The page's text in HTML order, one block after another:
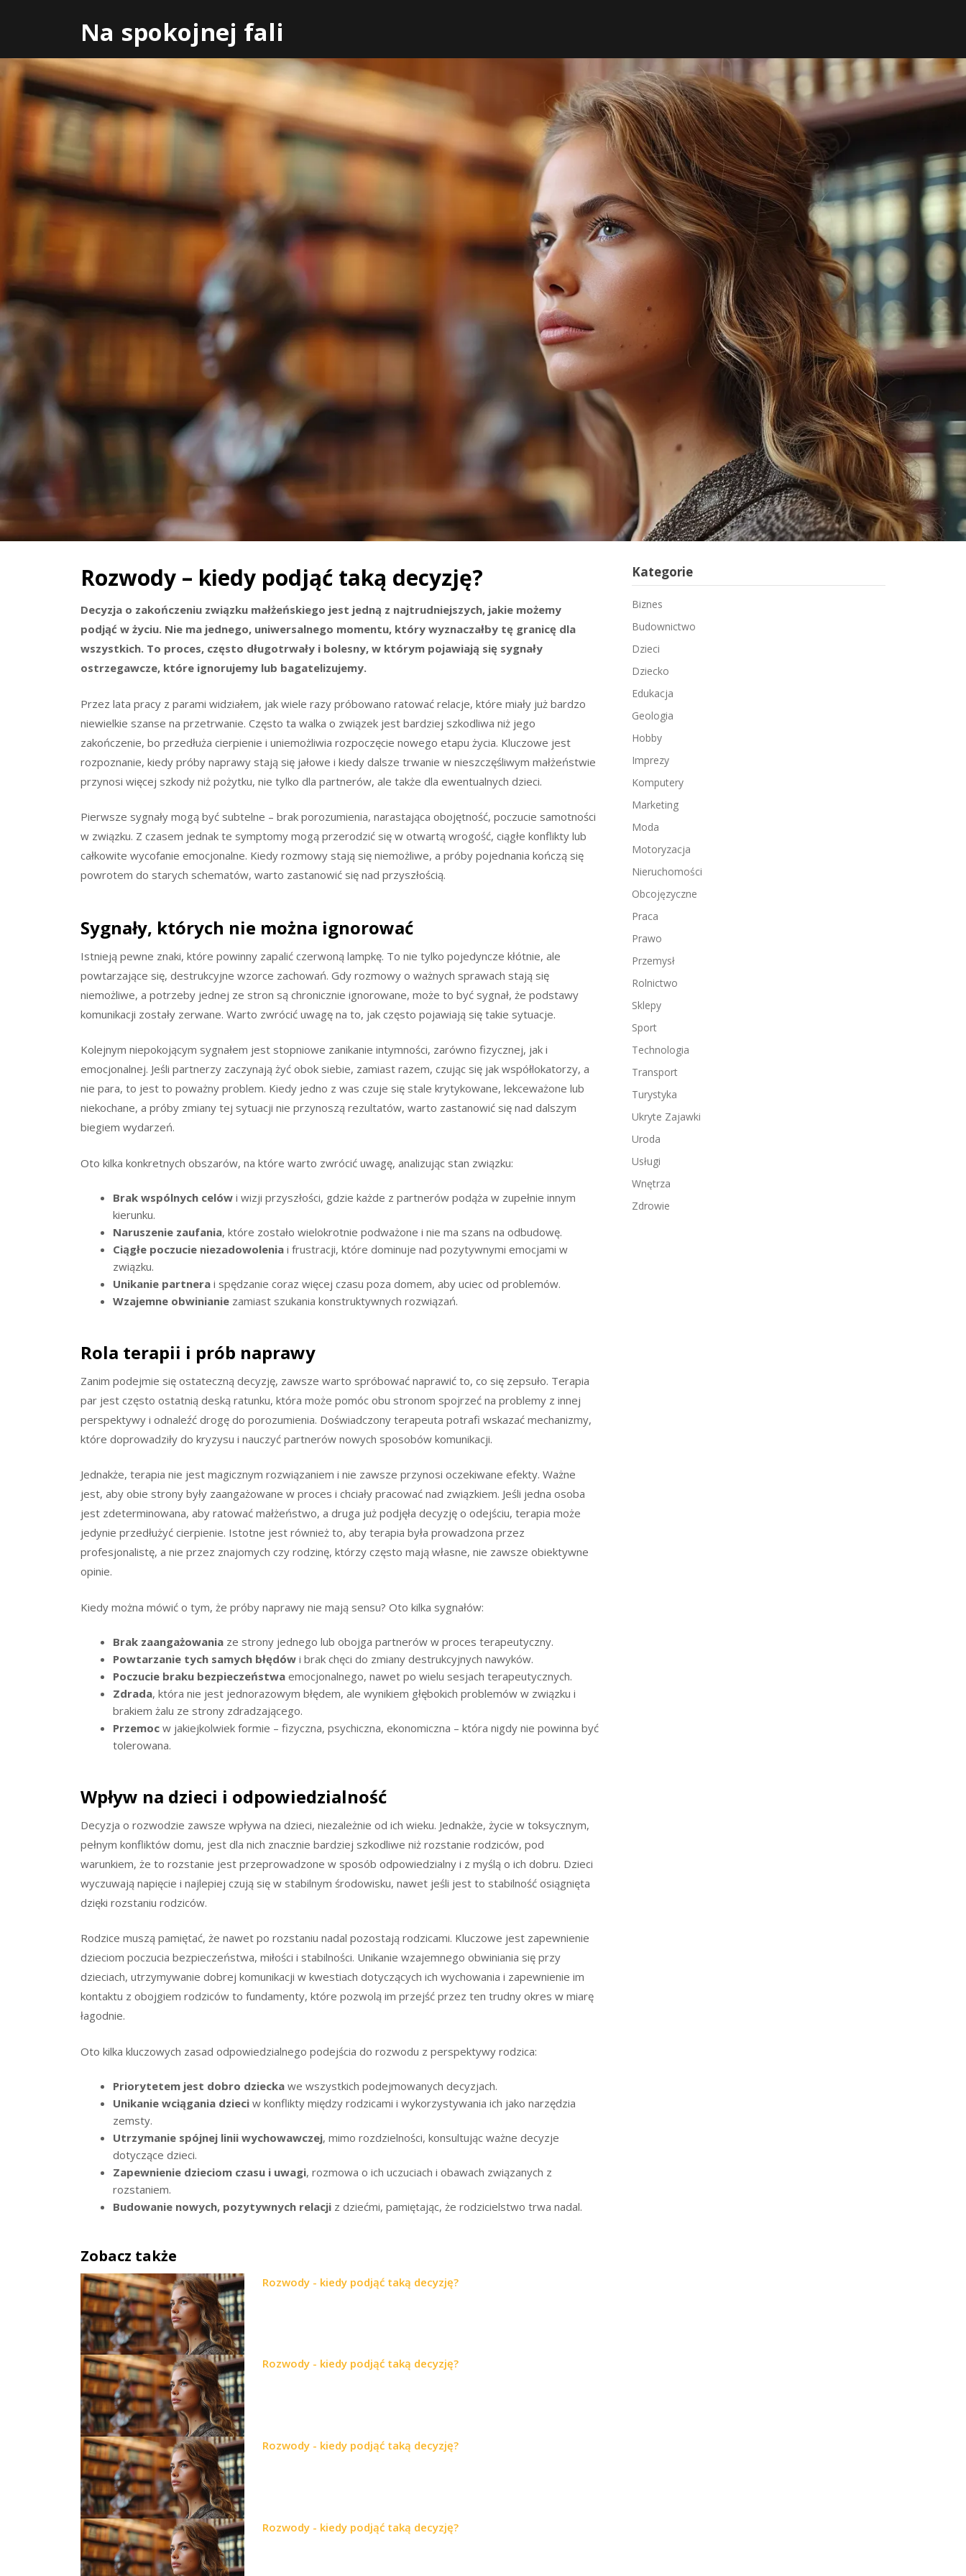
Na spokojnej fali
Rozwody – kiedy podjąć taką decyzję?
Decyzja o zakończeniu związku małżeńskiego jest jedną z najtrudniejszych, jakie możemy
podjąć w życiu. Nie ma jednego, uniwersalnego momentu, który wyznaczałby tę granicę dla
wszystkich. To proces, często długotrwały i bolesny, w którym pojawiają się sygnały
ostrzegawcze, które ignorujemy lub bagatelizujemy.
Przez lata pracy z parami widziałem, jak wiele razy próbowano ratować relacje, które miały już bardzo
niewielkie szanse na przetrwanie. Często ta walka o związek jest bardziej szkodliwa niż jego
zakończenie, bo przedłuża cierpienie i uniemożliwia rozpoczęcie nowego etapu życia. Kluczowe jest
rozpoznanie, kiedy próby naprawy stają się jałowe i kiedy dalsze trwanie w nieszczęśliwym małżeństwie
przynosi więcej szkody niż pożytku, nie tylko dla partnerów, ale także dla ewentualnych dzieci.
Pierwsze sygnały mogą być subtelne – brak porozumienia, narastająca obojętność, poczucie samotności
w związku. Z czasem jednak te symptomy mogą przerodzić się w otwartą wrogość, ciągłe konflikty lub
całkowite wycofanie emocjonalne. Kiedy rozmowy stają się niemożliwe, a próby pojednania kończą się
powrotem do starych schematów, warto zastanowić się nad przyszłością.
Sygnały, których nie można ignorować
Istnieją pewne znaki, które powinny zapalić czerwoną lampkę. To nie tylko pojedyncze kłótnie, ale
powtarzające się, destrukcyjne wzorce zachowań. Gdy rozmowy o ważnych sprawach stają się
niemożliwe, a potrzeby jednej ze stron są chronicznie ignorowane, może to być sygnał, że podstawy
komunikacji zostały zerwane. Warto zwrócić uwagę na to, jak często pojawiają się takie sytuacje.
Kolejnym niepokojącym sygnałem jest stopniowe zanikanie intymności, zarówno fizycznej, jak i
emocjonalnej. Jeśli partnerzy zaczynają żyć obok siebie, zamiast razem, czując się jak współlokatorzy, a
nie para, to jest to poważny problem. Kiedy jedno z was czuje się stale krytykowane, lekceważone lub
niekochane, a próby zmiany tej sytuacji nie przynoszą rezultatów, warto zastanowić się nad dalszym
biegiem wydarzeń.
Oto kilka konkretnych obszarów, na które warto zwrócić uwagę, analizując stan związku:
Brak wspólnych celów i wizji przyszłości, gdzie każde z partnerów podąża w zupełnie innym
kierunku.
Naruszenie zaufania, które zostało wielokrotnie podważone i nie ma szans na odbudowę.
Ciągłe poczucie niezadowolenia i frustracji, które dominuje nad pozytywnymi emocjami w
związku.
Unikanie partnera i spędzanie coraz więcej czasu poza domem, aby uciec od problemów.
Wzajemne obwinianie zamiast szukania konstruktywnych rozwiązań.
Rola terapii i prób naprawy
Zanim podejmie się ostateczną decyzję, zawsze warto spróbować naprawić to, co się zepsuło. Terapia
par jest często ostatnią deską ratunku, która może pomóc obu stronom spojrzeć na problemy z innej
perspektywy i odnaleźć drogę do porozumienia. Doświadczony terapeuta potrafi wskazać mechanizmy,
które doprowadziły do kryzysu i nauczyć partnerów nowych sposobów komunikacji.
Jednakże, terapia nie jest magicznym rozwiązaniem i nie zawsze przynosi oczekiwane efekty. Ważne
jest, aby obie strony były zaangażowane w proces i chciały pracować nad związkiem. Jeśli jedna osoba
jest zdeterminowana, aby ratować małżeństwo, a druga już podjęła decyzję o odejściu, terapia może
jedynie przedłużyć cierpienie. Istotne jest również to, aby terapia była prowadzona przez
profesjonalistę, a nie przez znajomych czy rodzinę, którzy często mają własne, nie zawsze obiektywne
opinie.
Kiedy można mówić o tym, że próby naprawy nie mają sensu? Oto kilka sygnałów:
Brak zaangażowania ze strony jednego lub obojga partnerów w proces terapeutyczny.
Powtarzanie tych samych błędów i brak chęci do zmiany destrukcyjnych nawyków.
Poczucie braku bezpieczeństwa emocjonalnego, nawet po wielu sesjach terapeutycznych.
Zdrada, która nie jest jednorazowym błędem, ale wynikiem głębokich problemów w związku i
brakiem żalu ze strony zdradzającego.
Przemoc w jakiejkolwiek formie – fizyczna, psychiczna, ekonomiczna – która nigdy nie powinna być
tolerowana.
Wpływ na dzieci i odpowiedzialność
Decyzja o rozwodzie zawsze wpływa na dzieci, niezależnie od ich wieku. Jednakże, życie w toksycznym,
pełnym konfliktów domu, jest dla nich znacznie bardziej szkodliwe niż rozstanie rodziców, pod
warunkiem, że to rozstanie jest przeprowadzone w sposób odpowiedzialny i z myślą o ich dobru. Dzieci
wyczuwają napięcie i najlepiej czują się w stabilnym środowisku, nawet jeśli jest to stabilność osiągnięta
dzięki rozstaniu rodziców.
Rodzice muszą pamiętać, że nawet po rozstaniu nadal pozostają rodzicami. Kluczowe jest zapewnienie
dzieciom poczucia bezpieczeństwa, miłości i stabilności. Unikanie wzajemnego obwiniania się przy
dzieciach, utrzymywanie dobrej komunikacji w kwestiach dotyczących ich wychowania i zapewnienie im
kontaktu z obojgiem rodziców to fundamenty, które pozwolą im przejść przez ten trudny okres w miarę
łagodnie.
Oto kilka kluczowych zasad odpowiedzialnego podejścia do rozwodu z perspektywy rodzica:
Priorytetem jest dobro dziecka we wszystkich podejmowanych decyzjach.
Unikanie wciągania dzieci w konflikty między rodzicami i wykorzystywania ich jako narzędzia
zemsty.
Utrzymanie spójnej linii wychowawczej, mimo rozdzielności, konsultując ważne decyzje
dotyczące dzieci.
Zapewnienie dzieciom czasu i uwagi, rozmowa o ich uczuciach i obawach związanych z
rozstaniem.
Budowanie nowych, pozytywnych relacji z dziećmi, pamiętając, że rodzicielstwo trwa nadal.
Zobacz także
Rozwody - kiedy podjąć taką decyzję?
Rozwody - kiedy podjąć taką decyzję?
Rozwody - kiedy podjąć taką decyzję?
Rozwody - kiedy podjąć taką decyzję?
Kategorie
Biznes
Budownictwo
Dzieci
Dziecko
Edukacja
Geologia
Hobby
Imprezy
Komputery
Marketing
Moda
Motoryzacja
Nieruchomości
Obcojęzyczne
Praca
Prawo
Przemysł
Rolnictwo
Sklepy
Sport
Technologia
Transport
Turystyka
Ukryte Zajawki
Uroda
Usługi
Wnętrza
Zdrowie